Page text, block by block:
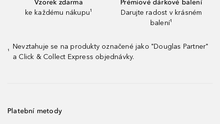
Vzorek zdarma
ke každému nákupu¹
Prémiové dárkové balení
Darujte radost v krásném
balení¹
¹
Nevztahuje se na produkty označené jako "Douglas Partner"
a Click & Collect Express objednávky.
Platební metody